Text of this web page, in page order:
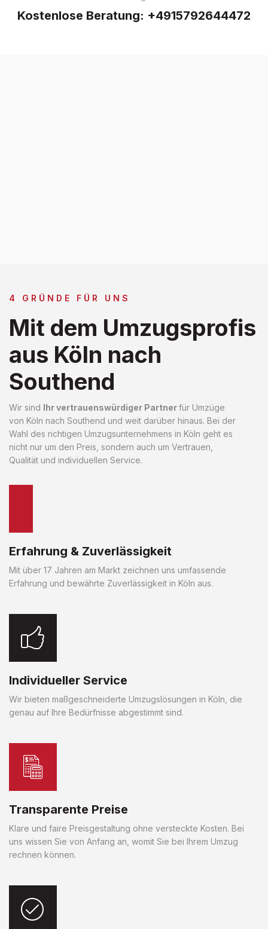
Kostenlose Beratung: +4915792644472
4 GRÜNDE FÜR UNS
Mit dem Umzugsprofis
aus Köln nach
Southend
Wir sind Ihr vertrauenswürdiger Partnerfür Umzüge
von Köln nach Southend und weit darüber hinaus. Bei der
Wahl des richtigen Umzugsunternehmens in Köln geht es
nicht nur um den Preis, sondern auch um Vertrauen,
Qualität und individuellen Service.
Erfahrung & Zuverlässigkeit
Mit über 17 Jahren am Markt zeichnen uns umfassende
Erfahrung und bewährte Zuverlässigkeit in Köln aus.
Individueller Service
Wir bieten maßgeschneiderte Umzugslösungen in Köln, die
genau auf Ihre Bedürfnisse abgestimmt sind.
Transparente Preise
Klare und faire Preisgestaltung ohne versteckte Kosten. Bei
uns wissen Sie von Anfang an, womit Sie bei Ihrem Umzug
rechnen können.